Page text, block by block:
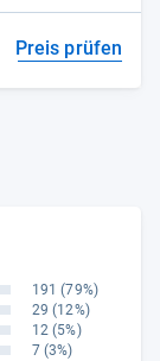
Preis prüfen
191 (79%)
29 (12%)
12 (5%)
7 (3%)